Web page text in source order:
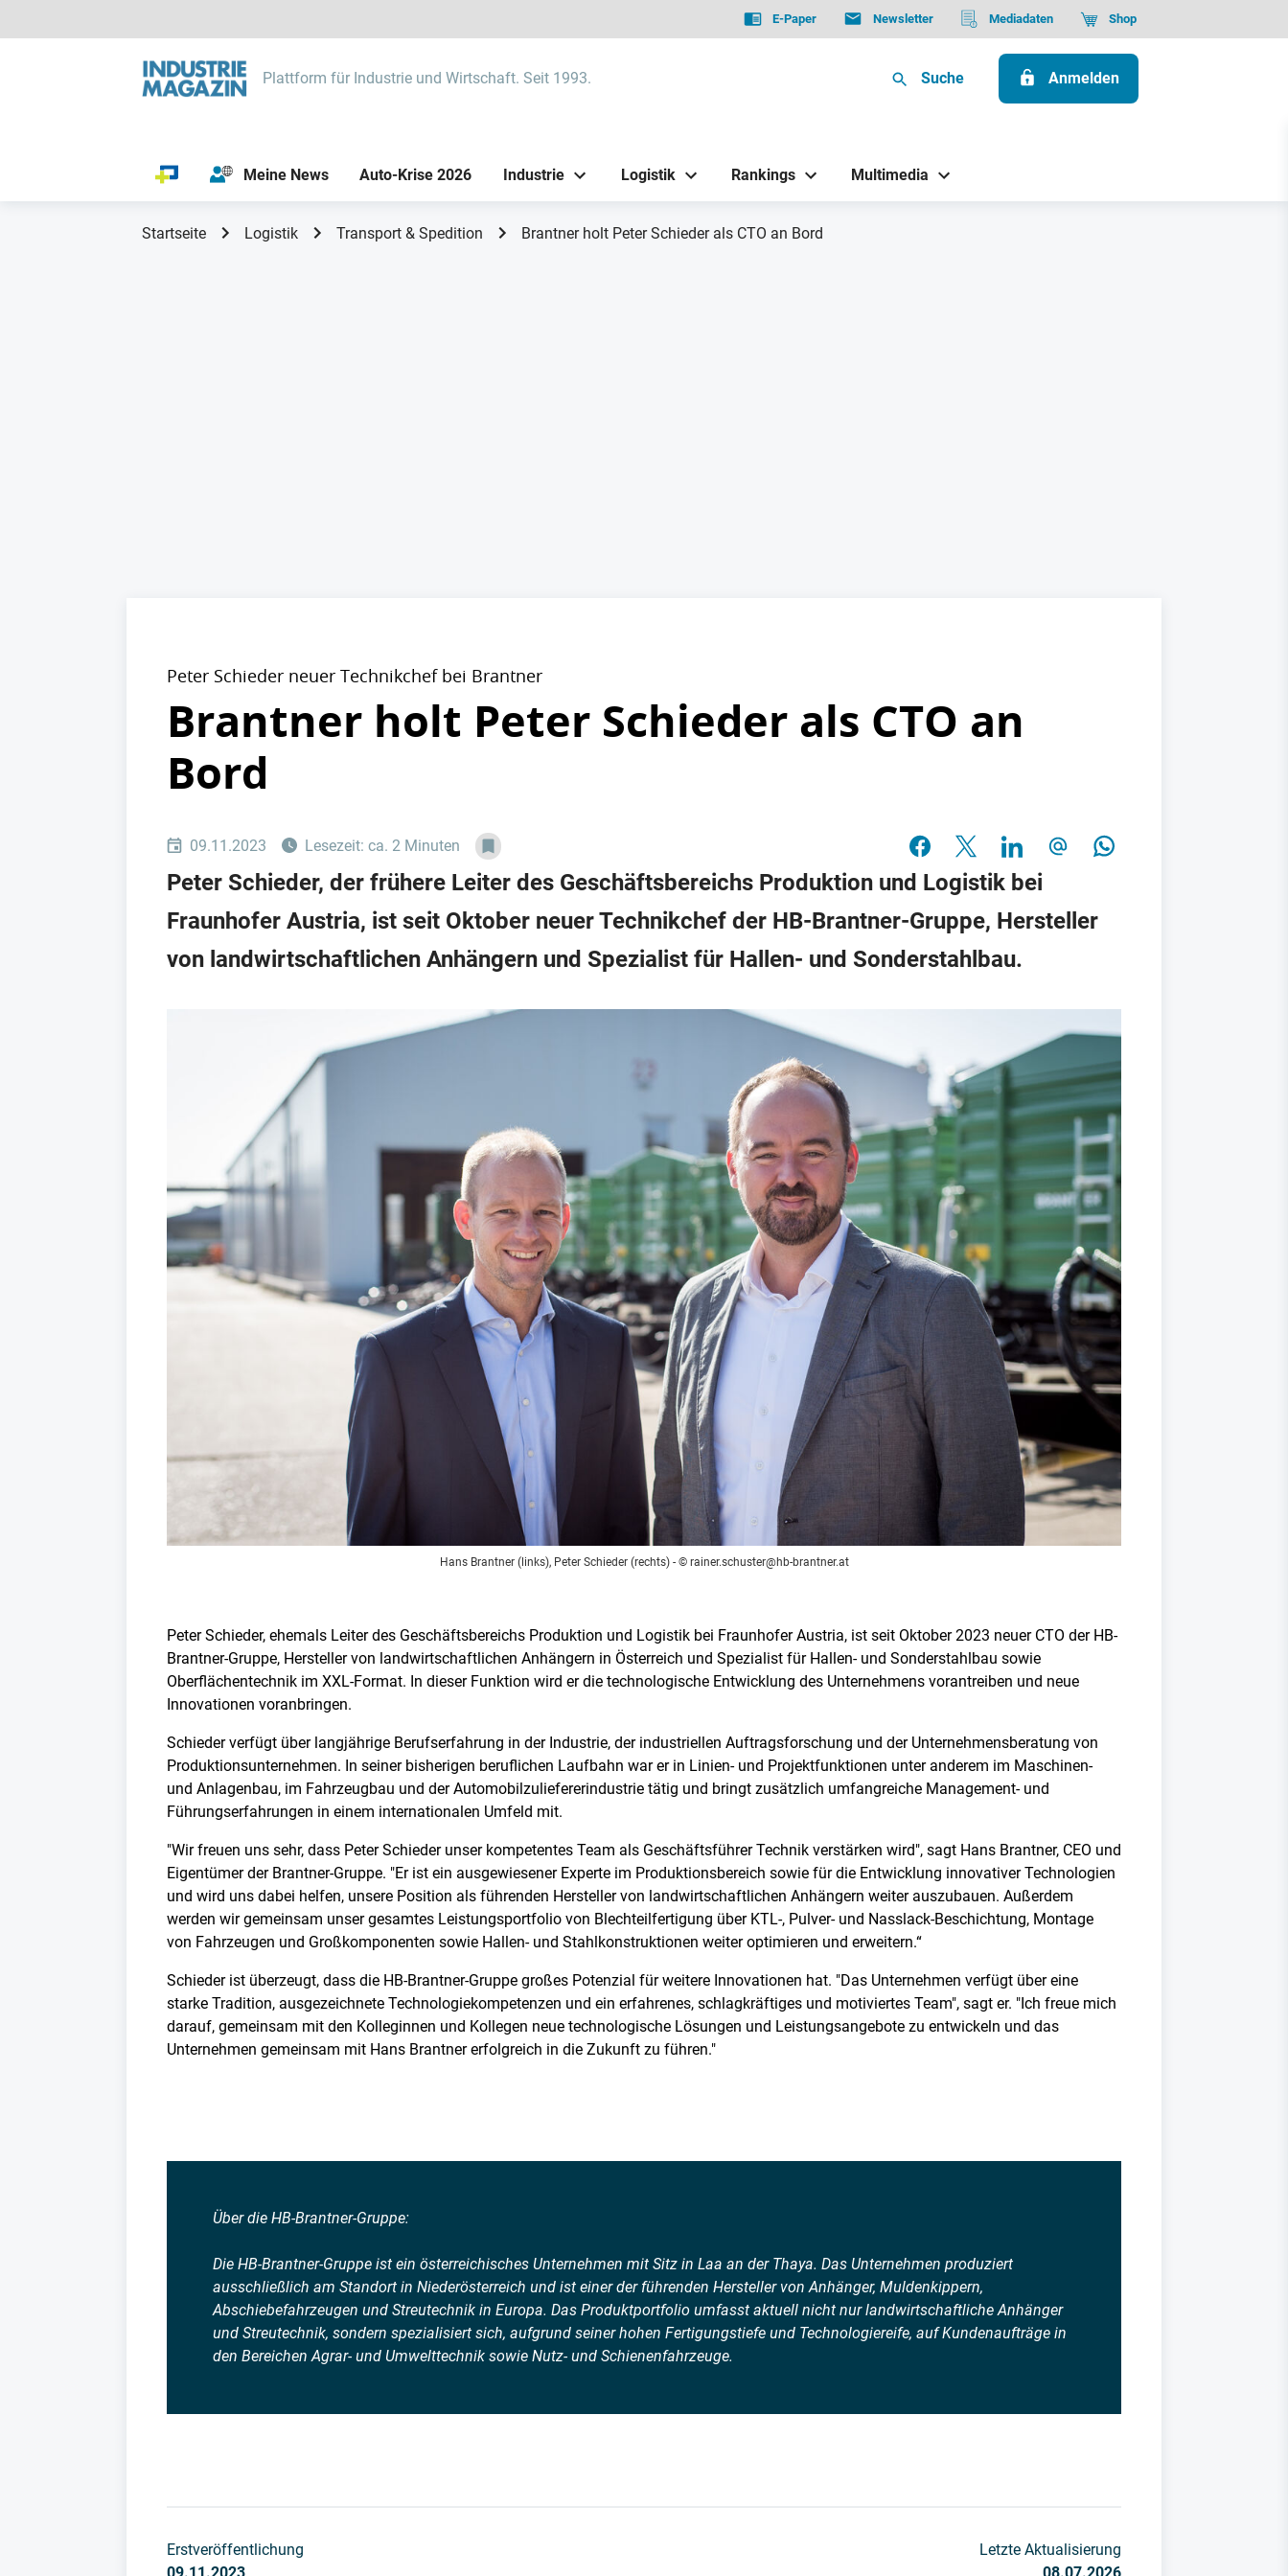
E-Paper Newsletter Mediadaten Shop
Plattform für Industrie und Wirtschaft. Seit 1993. Suche Anmelden
Meine News Auto-Krise 2026 Industrie Logistik Rankings Multimedia
Startseite Logistik Transport & Spedition Brantner holt Peter Schieder als CTO an Bord
Peter Schieder neuer Technikchef bei Brantner
Brantner holt Peter Schieder als CTO an
Bord
09.11.2023 Lesezeit: ca. 2 Minuten
Peter Schieder, der frühere Leiter des Geschäftsbereichs Produktion und Logistik bei
Fraunhofer Austria, ist seit Oktober neuer Technikchef der HB-Brantner-Gruppe, Hersteller
von landwirtschaftlichen Anhängern und Spezialist für Hallen- und Sonderstahlbau.
Hans Brantner (links), Peter Schieder (rechts)- © rainer.schuster@hb-brantner.at
Peter Schieder, ehemals Leiter des Geschäftsbereichs Produktion und Logistik bei Fraunhofer Austria, ist seit Oktober 2023 neuer CTO der HB-
Brantner-Gruppe, Hersteller von landwirtschaftlichen Anhängern in Österreich und Spezialist für Hallen- und Sonderstahlbau sowie
Oberflächentechnik im XXL-Format. In dieser Funktion wird er die technologische Entwicklung des Unternehmens vorantreiben und neue
Innovationen voranbringen.
Schieder verfügt über langjährige Berufserfahrung in der Industrie, der industriellen Auftragsforschung und der Unternehmensberatung von
Produktionsunternehmen. In seiner bisherigen beruflichen Laufbahn war er in Linien- und Projektfunktionen unter anderem im Maschinen-
und Anlagenbau, im Fahrzeugbau und der Automobilzuliefererindustrie tätig und bringt zusätzlich umfangreiche Management- und
Führungserfahrungen in einem internationalen Umfeld mit.
"Wir freuen uns sehr, dass Peter Schieder unser kompetentes Team als Geschäftsführer Technik verstärken wird", sagt Hans Brantner, CEO und
Eigentümer der Brantner-Gruppe. "Er ist ein ausgewiesener Experte im Produktionsbereich sowie für die Entwicklung innovativer Technologien
und wird uns dabei helfen, unsere Position als führenden Hersteller von landwirtschaftlichen Anhängern weiter auszubauen. Außerdem
werden wir gemeinsam unser gesamtes Leistungsportfolio von Blechteilfertigung über KTL-, Pulver- und Nasslack-Beschichtung, Montage
von Fahrzeugen und Großkomponenten sowie Hallen- und Stahlkonstruktionen weiter optimieren und erweitern.“
Schieder ist überzeugt, dass die HB-Brantner-Gruppe großes Potenzial für weitere Innovationen hat. "Das Unternehmen verfügt über eine
starke Tradition, ausgezeichnete Technologiekompetenzen und ein erfahrenes, schlagkräftiges und motiviertes Team", sagt er. "Ich freue mich
darauf, gemeinsam mit den Kolleginnen und Kollegen neue technologische Lösungen und Leistungsangebote zu entwickeln und das
Unternehmen gemeinsam mit Hans Brantner erfolgreich in die Zukunft zu führen."
Über die HB-Brantner-Gruppe:
Die HB-Brantner-Gruppe ist ein österreichisches Unternehmen mit Sitz in Laa an der Thaya. Das Unternehmen produziert
ausschließlich am Standort in Niederösterreich und ist einer der führenden Hersteller von Anhänger, Muldenkippern,
Abschiebefahrzeugen und Streutechnik in Europa. Das Produktportfolio umfasst aktuell nicht nur landwirtschaftliche Anhänger
und Streutechnik, sondern spezialisiert sich, aufgrund seiner hohen Fertigungstiefe und Technologiereife, auf Kundenaufträge in
den Bereichen Agrar- und Umwelttechnik sowie Nutz- und Schienenfahrzeuge.
Erstveröffentlichung
Letzte Aktualisierung